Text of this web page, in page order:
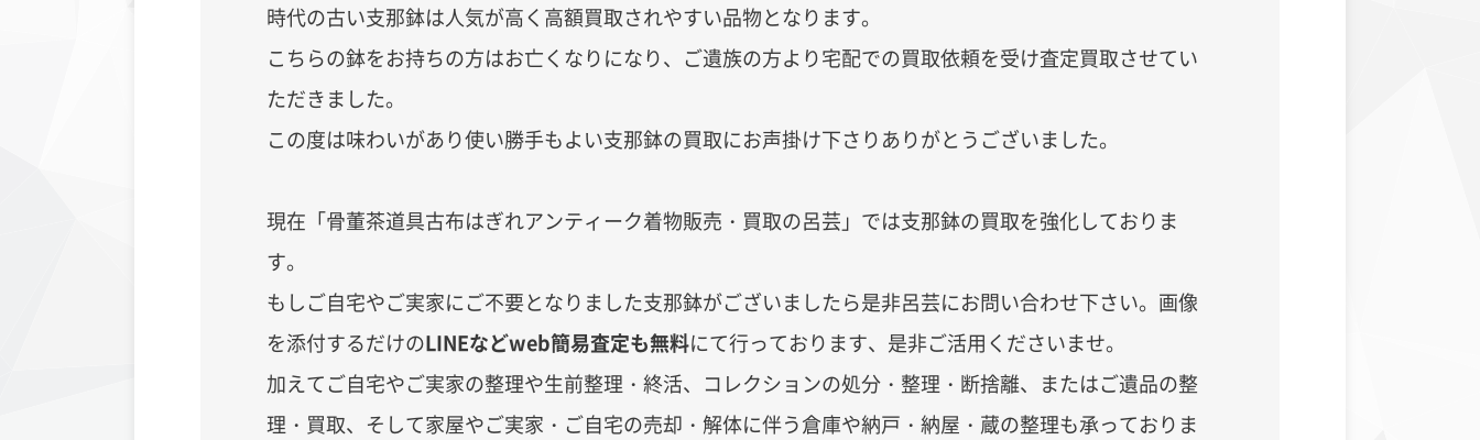
時代の古い支那鉢は人気が高く高額買取されやすい品物となります。
こちらの鉢をお持ちの方はお亡くなりになり、ご遺族の方より宅配での買取依頼を受け査定買取させてい
ただきました。
この度は味わいがあり使い勝手もよい支那鉢の買取にお声掛け下さりありがとうございました。
現在「骨董茶道具古布はぎれアンティーク着物販売・買取の呂芸」では支那鉢の買取を強化しておりま
す。
もしご自宅やご実家にご不要となりました支那鉢がございましたら是非呂芸にお問い合わせ下さい。画像
を添付するだけのLINEなどweb簡易査定も無料にて行っております、是非ご活用くださいませ。
加えてご自宅やご実家の整理や生前整理・終活、コレクションの処分・整理・断捨離、またはご遺品の整
理・買取、そして家屋やご実家・ご自宅の売却・解体に伴う倉庫や納戸・納屋・蔵の整理も承っておりま